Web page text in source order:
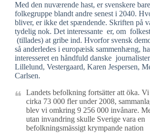
Med den nuværende hast, er svenskere
folkegruppe blandt andre senest i 2040.
bliver, er ikke det spændende. Skriften på
tydelig nok. Det interessante er, om
(tillades) at gribe ind. Hvorfor svensk
så anderledes i europæisk sammenhæng,
interesseret en håndfuld danske
Lillelund, Vestergaard, Karen Jespersen,
Carlsen.
Landets befolkning fortsätter att öka.
cirka 73 000 fler under 2008,
blev vi omkring 9 256 000 invånare.
utan invandring skulle Sverige vara en
befolkningsmässigt krympande nation